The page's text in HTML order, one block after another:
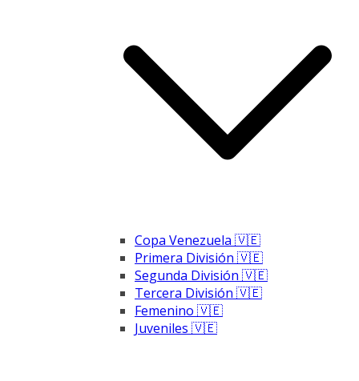
Copa Venezuela 🇻🇪
Primera División 🇻🇪
Segunda División 🇻🇪
Tercera División 🇻🇪
Femenino 🇻🇪
Juveniles 🇻🇪